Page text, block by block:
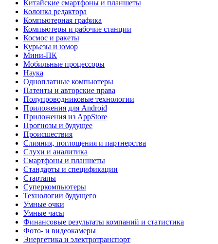
Китайские смартфоны и планшеты
Колонка редактора
Компьютерная графика
Компьютеры и рабочие станции
Космос и ракеты
Курьезы и юмор
Мини-ПК
Мобильные процессоры
Наука
Одноплатные компьютеры
Патенты и авторские права
Полупроводниковые технологии
Приложения для Android
Приложения из AppStore
Прогнозы и будущее
Происшествия
Слияния, поглощения и партнерства
Слухи и аналитика
Смартфоны и планшеты
Стандарты и спецификации
Стартапы
Суперкомпьютеры
Технологии будущего
Умные очки
Умные часы
Финансовые результаты компаний и статистика
Фото- и видеокамеры
Энергетика и электротранспорт